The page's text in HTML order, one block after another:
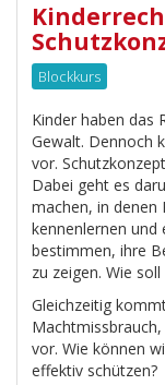
Blockkurs
Kinder haben das
Gewalt. Dennoch
vor.
Dabei geht es
machen, in denen
kennenlernen und
bestimmen, ihre
zu zeigen. Wie
Gleichzeitig
vor. Wie können
effektiv schützen?